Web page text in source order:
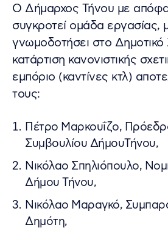
Ο Δήμαρχος Τήνου με
συγκροτεί ομάδα εργασίας,
γνωμοδοτήσει στο Δημοτικό
κατάρτιση κανονιστικής
εμπόριο (καντίνες κτλ)
τους:
Πέτρο Μαρκουΐζο,
Συμβουλίου ΔήμουΤήνου,
Νικόλαο Σπηλιόπουλο,
Δήμου Τήνου,
Νικόλαο Μαραγκό,
Δημότη,